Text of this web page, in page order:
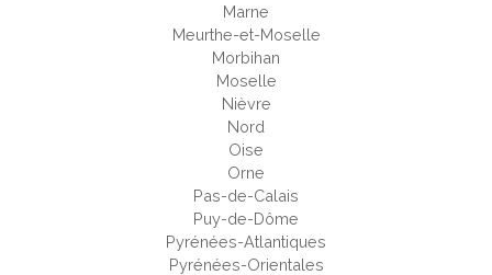
Marne
Meurthe-et-Moselle
Morbihan
Moselle
Nièvre
Nord
Oise
Orne
Pas-de-Calais
Puy-de-Dôme
Pyrénées-Atlantiques
Pyrénées-Orientales